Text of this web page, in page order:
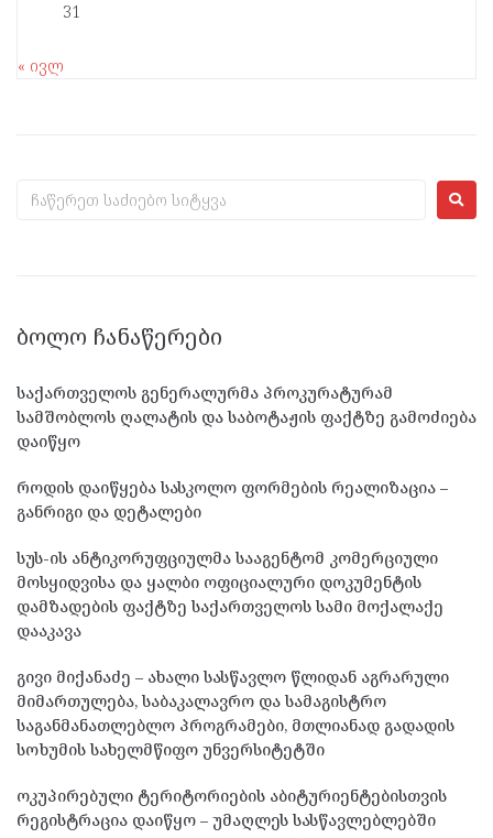
31
« ივლ
ᲑᲝᲚᲝ ᲩᲐᲜᲐᲬᲔᲠᲔᲑᲘ
საქართველოს გენერალურმა პროკურატურამ
სამშობლოს ღალატის და საბოტაჟის ფაქტზე გამოძიება
დაიწყო
როდის დაიწყება სასკოლო ფორმების რეალიზაცია –
განრიგი და დეტალები
სუს-ის ანტიკორუფციულმა სააგენტომ კომერციული
მოსყიდვისა და ყალბი ოფიციალური დოკუმენტის
დამზადების ფაქტზე საქართველოს სამი მოქალაქე
დააკავა
გივი მიქანაძე – ახალი სასწავლო წლიდან აგრარული
მიმართულება, საბაკალავრო და სამაგისტრო
საგანმანათლებლო პროგრამები, მთლიანად გადადის
სოხუმის სახელმწიფო უნვერსიტეტში
ოკუპირებული ტერიტორიების აბიტურიენტებისთვის
რეგისტრაცია დაიწყო – უმაღლეს სასწავლებლებში